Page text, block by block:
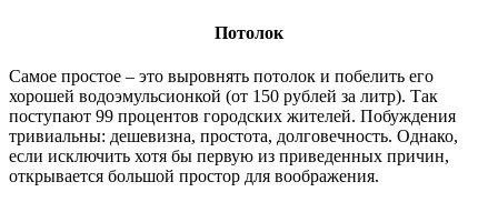
Потолок
Самое простое – это выровнять потолок и побелить его
хорошей водоэмульсионкой (от 150 рублей за литр). Так
поступают 99 процентов городских жителей. Побуждения
тривиальны: дешевизна, простота, долговечность. Однако,
если исключить хотя бы первую из приведенных причин,
открывается большой простор для воображения.